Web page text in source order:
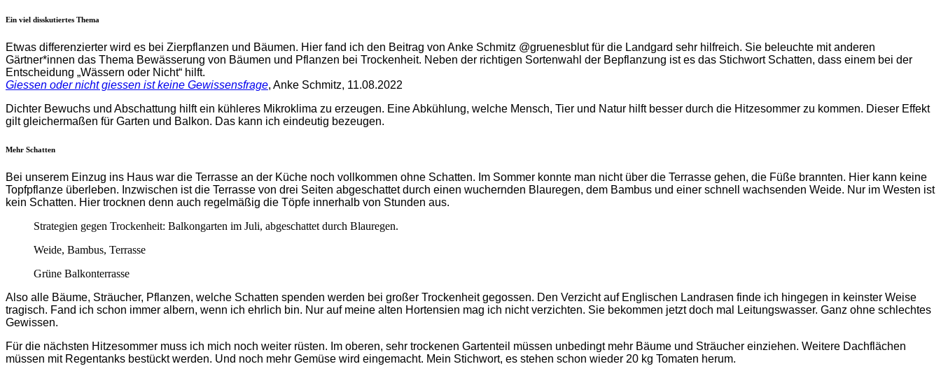
Ein viel disskutiertes Thema
Etwas differenzierter wird es bei Zierpflanzen und Bäumen. Hier fand ich den Beitrag von Anke Schmitz @gruenesblut für die Landgard sehr hilfreich. Sie beleuchte mit anderen
Gärtner*innen das Thema Bewässerung von Bäumen und Pflanzen bei Trockenheit. Neben der richtigen Sortenwahl der Bepflanzung ist es das Stichwort Schatten, dass einem bei der
Entscheidung „Wässern oder Nicht“ hilft.
Giessen oder nicht giessen ist keine Gewissensfrage, Anke Schmitz, 11.08.2022
Dichter Bewuchs und Abschattung hilft ein kühleres Mikroklima zu erzeugen. Eine Abkühlung, welche Mensch, Tier und Natur hilft besser durch die Hitzesommer zu kommen. Dieser Effekt
gilt gleichermaßen für Garten und Balkon. Das kann ich eindeutig bezeugen.
Mehr Schatten
Bei unserem Einzug ins Haus war die Terrasse an der Küche noch vollkommen ohne Schatten. Im Sommer konnte man nicht über die Terrasse gehen, die Füße brannten. Hier kann keine
Topfpflanze überleben. Inzwischen ist die Terrasse von drei Seiten abgeschattet durch einen wuchernden Blauregen, dem Bambus und einer schnell wachsenden Weide. Nur im Westen ist
kein Schatten. Hier trocknen denn auch regelmäßig die Töpfe innerhalb von Stunden aus.
Strategien gegen Trockenheit: Balkongarten im Juli, abgeschattet durch Blauregen.
Weide, Bambus, Terrasse
Grüne Balkonterrasse
Also alle Bäume, Sträucher, Pflanzen, welche Schatten spenden werden bei großer Trockenheit gegossen. Den Verzicht auf Englischen Landrasen finde ich hingegen in keinster Weise
tragisch. Fand ich schon immer albern, wenn ich ehrlich bin. Nur auf meine alten Hortensien mag ich nicht verzichten. Sie bekommen jetzt doch mal Leitungswasser. Ganz ohne schlechtes
Gewissen.
Für die nächsten Hitzesommer muss ich mich noch weiter rüsten. Im oberen, sehr trockenen Gartenteil müssen unbedingt mehr Bäume und Sträucher einziehen. Weitere Dachflächen
müssen mit Regentanks bestückt werden. Und noch mehr Gemüse wird eingemacht. Mein Stichwort, es stehen schon wieder 20 kg Tomaten herum.